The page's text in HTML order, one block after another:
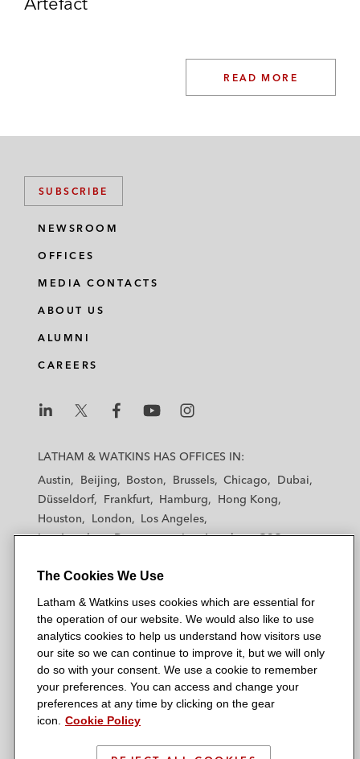
READ MORE
SUBSCRIBE
NEWSROOM
OFFICES
MEDIA CONTACTS
ABOUT US
ALUMNI
CAREERS
a
k
s
L
a
h
t
k
i
s
T
w
a
h
t
k
i
s
F
a
a
t
k
i
s
Y
o
a
m
t
k
s
o
LATHAM & WATKINS HAS OFFICES IN:
Austin
Beijing Boston Brussels Chicago
Dubai
Düsseldorf
Frankfurt Hamburg
Hong Kong
Houston
London
Los Angeles
Los Angeles — Downtown
Los Angeles — GSO
New York
Orange County
San Diego
San Francisco Seoul
Silicon Valley
Singapore
Tel Aviv Tokyo Washington, D.C.
© 2026 Latham & Watkins
Site Map
Privacy Policy
The Cookies We Use
Latham & Watkins uses cookies which are essential for
the operation of our website. We would also like to use
analytics cookies to help us understand how visitors use
our site so we can continue to improve it, but we will only
do so with your consent. We use a cookie to remember
your preferences. You can access and change your
preferences at any time by clicking on the gear
icon.
Cookie Policy